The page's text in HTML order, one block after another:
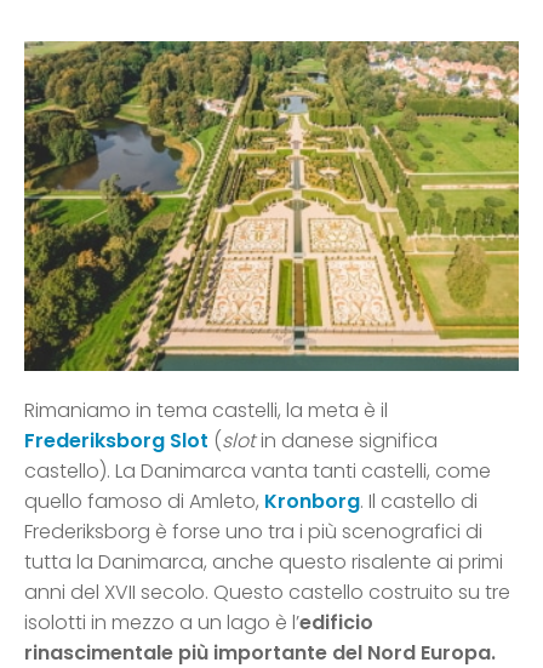
Rimaniamo in tema castelli, la meta è il
Frederiksborg Slot (slotin danese significa
castello). La Danimarca vanta tanti castelli, come
quello famoso di Amleto, Kronborg. Il castello di
Frederiksborg è forse uno tra i più scenografici di
tutta la Danimarca, anche questo risalente ai primi
anni del XVII secolo. Questo castello costruito su tre
isolotti in mezzo a un lago è l’edificio
rinascimentale più importante del Nord Europa.